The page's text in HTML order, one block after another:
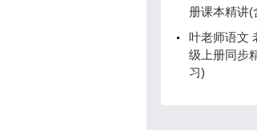
册课本精讲(
叶老师语文
级上册同步
习)